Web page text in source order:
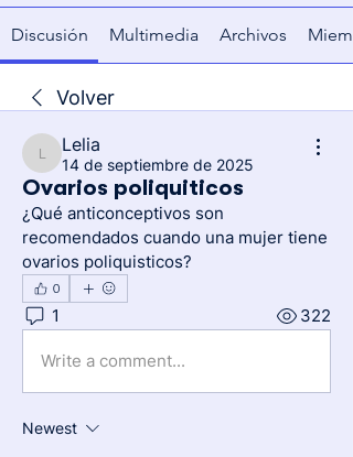
Discusión Multimedia Archivos
Volver
Lelia
Lelia
14 de septiembre de 2025
Ovarios poliquiticos
¿Qué anticonceptivos son
recomendados cuando una mujer tiene
ovarios poliquisticos?
0
1 322
Write a comment...
Newest